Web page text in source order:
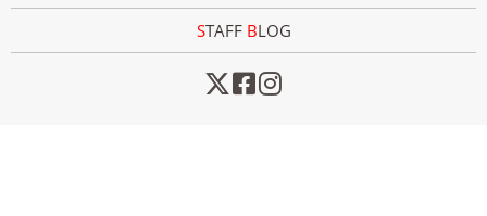
STAFF BLOG